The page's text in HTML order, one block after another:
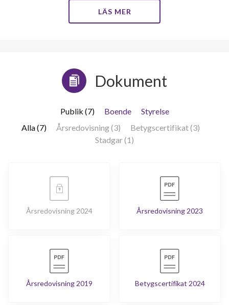
LÄS MER
Dokument
Publik (7) Boende
Styrelse
Alla (7)
Årsredovisning (3)
Betygscertifikat (3)
Stadgar (1)
Årsredovisning 2024 Årsredovisning 2023
Årsredovisning 2019 Betygscertifikat 2024